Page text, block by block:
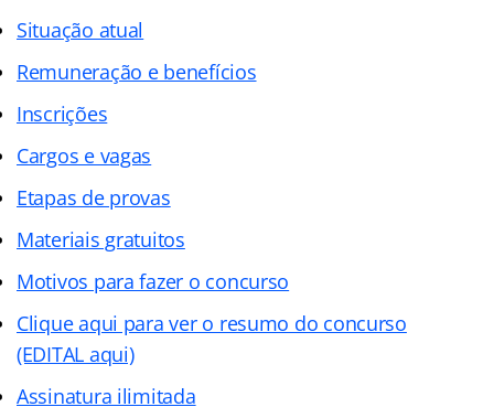
Situação atual
Remuneração e benefícios
Inscrições
Cargos e vagas
Etapas de provas
Materiais gratuitos
Motivos para fazer o concurso
Clique aqui para ver o resumo do concurso
(EDITAL aqui)
Assinatura ilimitada